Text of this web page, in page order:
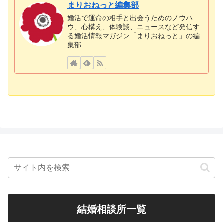
まりおねっと編集部
婚活で運命の相手と出会うためのノウハ
ウ、心構え、体験談、ニュースなど発信す
る婚活情報マガジン「まりおねっと」の編
集部
結婚相談所一覧